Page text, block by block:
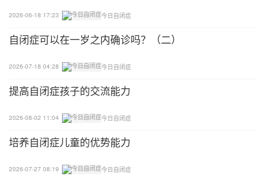
在底部，一只小帆船就出现了。你还可以让这只船停
靠在胡萝卜做成的码头旁。
对于那些小手刚刚好能握住的小馒头或者是小点心，
孩子们通常会高高兴兴地把它吃个精光。
汉堡宝贝：
2026-06-18 17:23 今日自闭症
自闭症可以在一岁之内确诊吗？（二）
2026-07-18 04:28 今日自闭症
提高自闭症孩子的交流能力
2026-08-02 11:04 今日自闭症
培养自闭症儿童的优势能力
2026-07-27 08:19 今日自闭症